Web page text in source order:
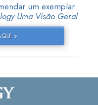
um exemplar
Uma Visão Geral
»